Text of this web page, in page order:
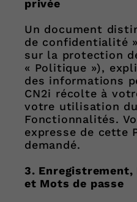
privée
Un document
de confidentialité
sur la protection
« Politique »),
des informations
CN2i récolte à
votre utilisation
Fonctionnalités.
expresse de cette
demandé.
3.
et Mots de passe